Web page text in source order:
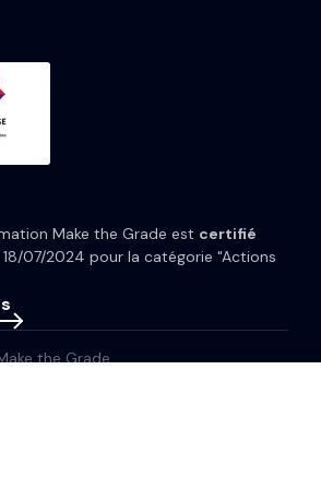
Make the Grade est certifié
07/2024 pour la catégorie "Actions
the Grade